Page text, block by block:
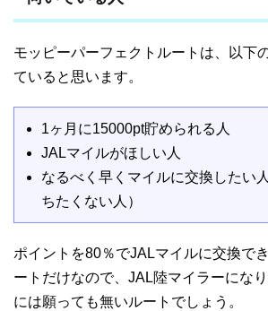
モッピーパーフェクトルートは、以下
ていると思います。
1ヶ月に15000pt貯められる人
JALマイルがほしい人
なるべく早くマイルに交換したい
ちたくない人）
ポイントを80％でJALマイルに交換で
ートだけなので、JAL陸マイラーにな
には願っても無いルートでしょう。